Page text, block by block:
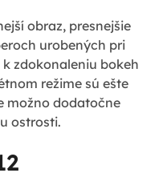
obraz, presnejšie
urobených pri
zdokonaleniu bokeh
režime sú ešte
možno dodatočne
ostrosti.